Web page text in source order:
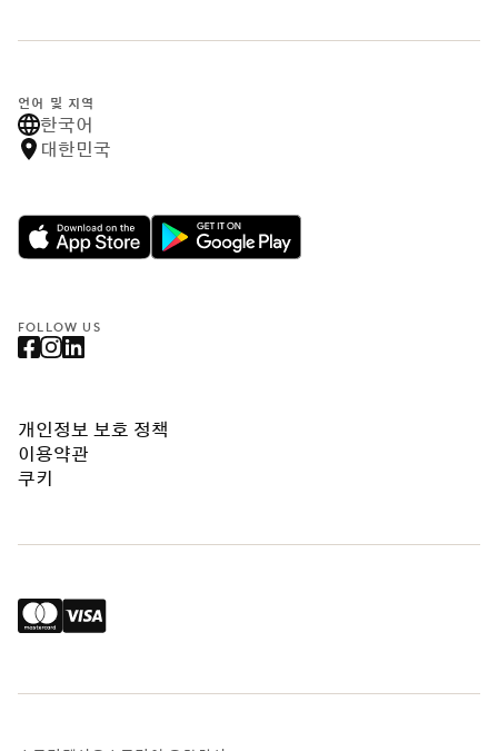
언어 및 지역
한국어
대한민국
FOLLOW US
개인정보 보호 정책
이용약관
쿠키